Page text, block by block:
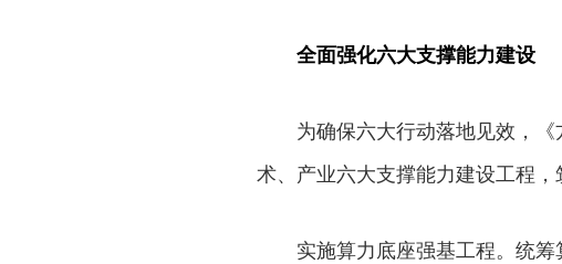
全面强化六大支撑能力建设
为确保六大行动落地见效，
术、产业六大支撑能力建设工程，
实施算力底座强基工程。统